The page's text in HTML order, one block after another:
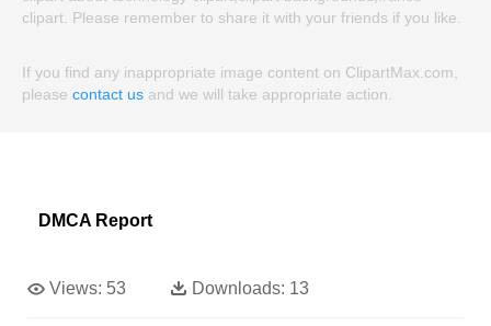
clipart. Please remember to share it with your friends if you like.
If you find any inappropriate image content on ClipartMax.com,
please contact us and we will take appropriate action.
DMCA Report
Views: 53 Downloads: 13